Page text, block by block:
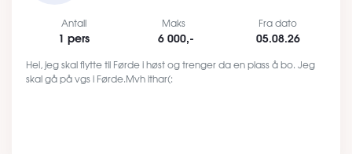
Antall
1 pers
Maks
6 000,-
Fra dato
05.08.26
Hei, jeg skal flytte til Førde i høst og trenger da en plass å bo. Jeg
skal gå på vgs i Førde.Mvh ithar(: